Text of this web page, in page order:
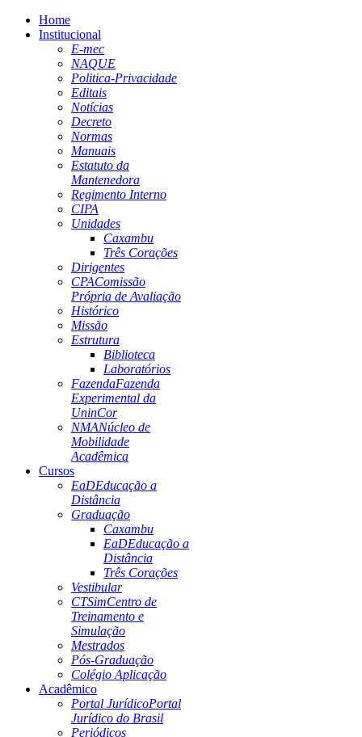
Home
Institucional
E-mec
NAQUE
Politica-Privacidade
Editais
Notícias
Decreto
Normas
Manuais
Estatuto da
Mantenedora
Regimento Interno
CIPA
Unidades
Caxambu
Três Corações
Dirigentes
CPAComissão
Própria de Avaliação
Histórico
Missão
Estrutura
Biblioteca
Laboratórios
FazendaFazenda
Experimental da
UninCor
NMANúcleo de
Mobilidade
Acadêmica
Cursos
EaDEducação a
Distância
Graduação
Caxambu
EaDEducação a
Distância
Três Corações
Vestibular
CTSimCentro de
Treinamento e
Simulação
Mestrados
Pós-Graduação
Colégio Aplicação
Acadêmico
Portal JurídicoPortal
Jurídico do Brasil
Periódicos